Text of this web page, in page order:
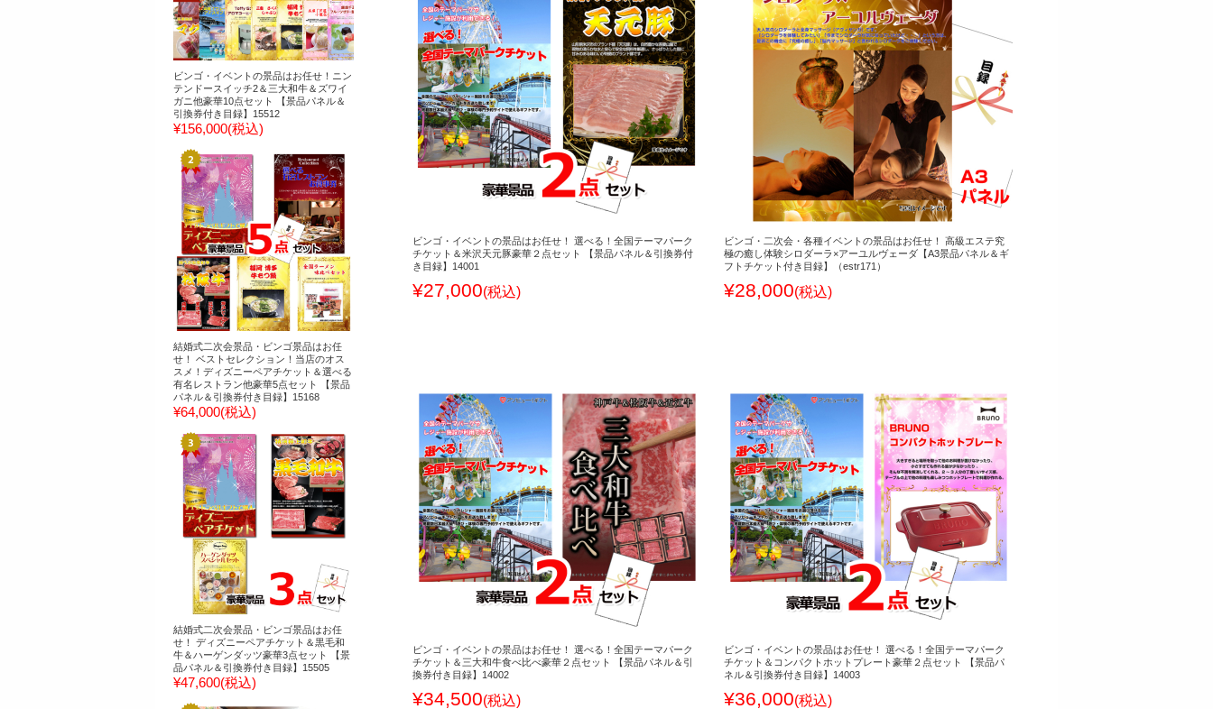
ビンゴ・イベントの景品はお任せ！ 選べる！全国テーマパーク
チケット＆米沢天元豚豪華２点セット 【景品パネル＆引換券付
き目録】14001
¥27,000(税込)
ビンゴ・二次会・各種イベントの景品はお任せ！ 高級エステ究
極の癒し体験シロダーラ×アーユルヴェーダ【A3景品パネル＆ギ
フトチケット付き目録】（estr171）
¥28,000(税込)
ビンゴ・イベントの景品はお任せ！ 選べる！全国テーマパーク
チケット＆三大和牛食べ比べ豪華２点セット 【景品パネル＆引
換券付き目録】14002
¥34,500(税込)
ビンゴ・イベントの景品はお任せ！ 選べる！全国テーマパーク
チケット＆コンパクトホットプレート豪華２点セット 【景品パ
ネル＆引換券付き目録】14003
¥36,000(税込)
ビンゴ・イベントの景品はお任せ！ニン
テンドースイッチ2＆三大和牛＆ズワイ
ガニ他豪華10点セット 【景品パネル＆
引換券付き目録】15512
¥156,000(税込)
結婚式二次会景品・ビンゴ景品はお任
せ！ ベストセレクション！当店のオス
スメ！ディズニーペアチケット＆選べる
有名レストラン他豪華5点セット 【景品
パネル＆引換券付き目録】15168
¥64,000(税込)
結婚式二次会景品・ビンゴ景品はお任
せ！ ディズニーペアチケット＆黒毛和
牛＆ハーゲンダッツ豪華3点セット 【景
品パネル＆引換券付き目録】15505
¥47,600(税込)